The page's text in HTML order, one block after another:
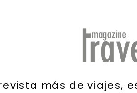
más de viajes,